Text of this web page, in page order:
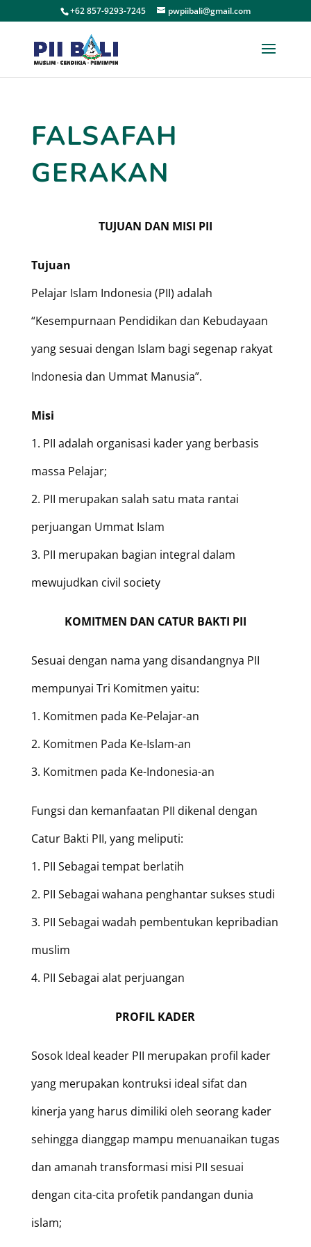
+62 857-9293-7245 pwpiibali@gmail.com
FALSAFAH
GERAKAN
TUJUAN DAN MISI PII
Tujuan
Pelajar Islam Indonesia (PII) adalah
“Kesempurnaan Pendidikan dan Kebudayaan
yang sesuai dengan Islam bagi segenap rakyat
Indonesia dan Ummat Manusia”.
Misi
1. PII adalah organisasi kader yang berbasis
massa Pelajar;
2. PII merupakan salah satu mata rantai
perjuangan Ummat Islam
3. PII merupakan bagian integral dalam
mewujudkan civil society
KOMITMEN DAN CATUR BAKTI PII
Sesuai dengan nama yang disandangnya PII
mempunyai Tri Komitmen yaitu:
1. Komitmen pada Ke-Pelajar-an
2. Komitmen Pada Ke-Islam-an
3. Komitmen pada Ke-Indonesia-an
Fungsi dan kemanfaatan PII dikenal dengan
Catur Bakti PII, yang meliputi:
1. PII Sebagai tempat berlatih
2. PII Sebagai wahana penghantar sukses studi
3. PII Sebagai wadah pembentukan kepribadian
muslim
4. PII Sebagai alat perjuangan
PROFIL KADER
Sosok Ideal keader PII merupakan profil kader
yang merupakan kontruksi ideal sifat dan
kinerja yang harus dimiliki oleh seorang kader
sehingga dianggap mampu menuanaikan tugas
dan amanah transformasi misi PII sesuai
dengan cita-cita profetik pandangan dunia
islam;